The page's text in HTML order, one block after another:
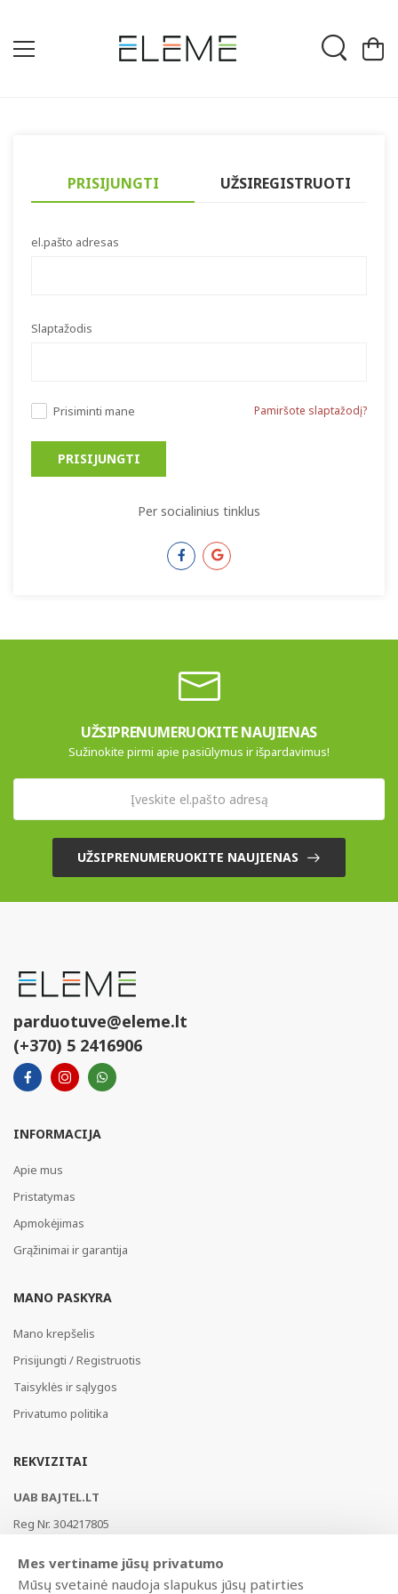
PRISIJUNGTI UŽSIREGISTRUOTI
el.pašto adresas
Slaptažodis
Prisiminti mane Pamiršote slaptažodį?
PRISIJUNGTI
Per socialinius tinklus
UŽSIPRENUMERUOKITE NAUJIENAS
Sužinokite pirmi apie pasiūlymus ir išpardavimus!
UŽSIPRENUMERUOKITE NAUJIENAS
parduotuve@eleme.lt
(+370) 5 2416906
INFORMACIJA
Apie mus
Pristatymas
Apmokėjimas
Grąžinimai ir garantija
MANO PASKYRA
Mano krepšelis
Prisijungti / Registruotis
Taisyklės ir sąlygos
Privatumo politika
REKVIZITAI
UAB BAJTEL.LT
Reg Nr. 304217805
Swedbank, HABALT22
LT177300010146217453
Mes vertiname jūsų privatumo
Mūsų svetainė naudoja slapukus jūsų patirties